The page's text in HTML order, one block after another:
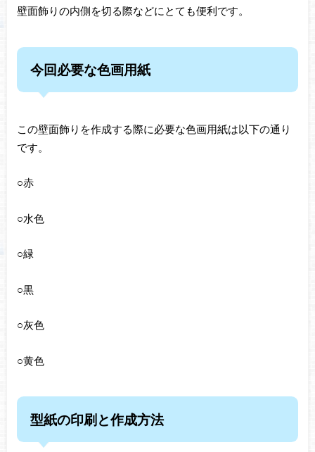
壁面飾りの内側を切る際などにとても便利です。
今回必要な色画用紙
この壁面飾りを作成する際に必要な色画用紙は以下の通り
です。
○赤
○水色
○緑
○黒
○灰色
○黄色
型紙の印刷と作成方法